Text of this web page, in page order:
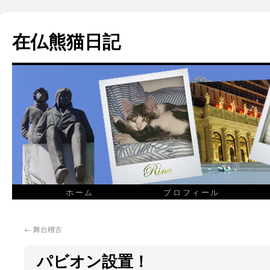
在仏熊猫日記
ホーム プロフィール
← 舞台稽古
パビオン設置！